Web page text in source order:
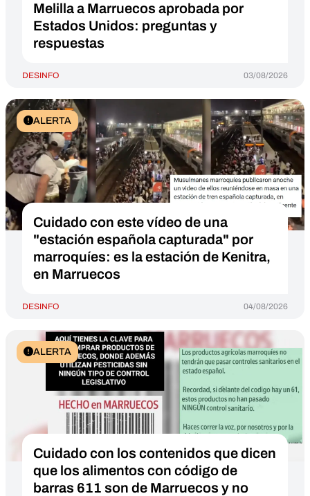
Melilla a Marruecos aprobada por
Estados Unidos: preguntas y
respuestas
DESINFO 03/08/2026
ALERTA
Cuidado con este vídeo de una
"estación española capturada" por
marroquíes: es la estación de Kenitra,
en Marruecos
DESINFO 04/08/2026
ALERTA
Cuidado con los contenidos que dicen
que los alimentos con código de
barras 611 son de Marruecos y no